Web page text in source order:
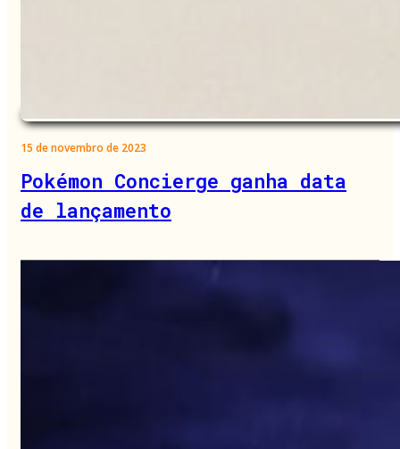
15 de novembro de 2023
Pokémon Concierge ganha data
de lançamento